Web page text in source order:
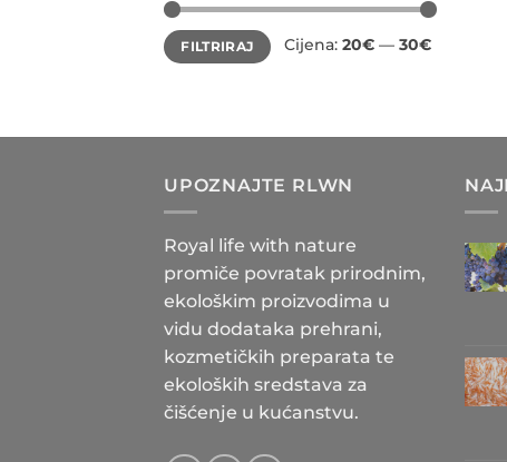
Min
cijena
Maks
cijena
FILTRIRAJ Cijena: 20€ — 30€
UPOZNAJTE RLWN
Royal life with nature
promiče povratak prirodnim,
ekološkim proizvodima u
vidu dodataka prehrani,
kozmetičkih preparata te
ekoloških sredstava za
čišćenje u kućanstvu.